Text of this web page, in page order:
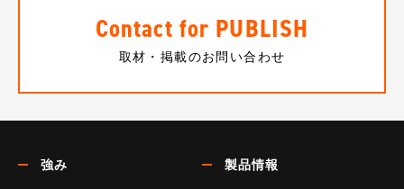
Contact for PUBLISH
取材・掲載のお問い合わせ
強み 製品情報